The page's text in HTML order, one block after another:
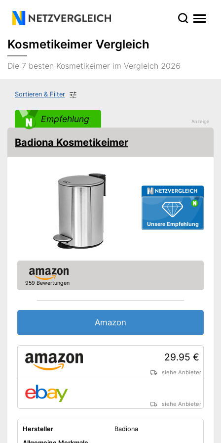
Kosmetikeimer Vergleich
Die 7 besten Kosmetikeimer im Vergleich 2026
Sortieren & Filter
Empfehlung
Unsere Empfehlung
Badiona Kosmetikeimer
959 Bewertungen
Amazon
29.95 €
siehe Anbieter
siehe Anbieter
Hersteller
Badiona